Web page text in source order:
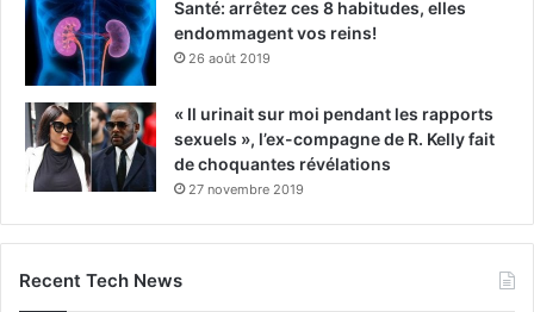
Santé: arrêtez ces 8 habitudes, elles
endommagent vos reins!
26 août 2019
« Il urinait sur moi pendant les rapports
sexuels », l’ex-compagne de R. Kelly fait
de choquantes révélations
27 novembre 2019
Recent Tech News